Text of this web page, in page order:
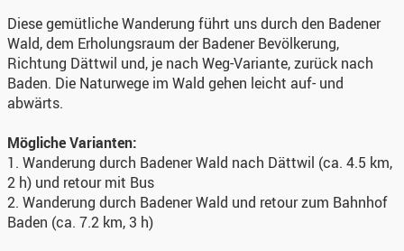
Diese gemütliche Wanderung führt uns durch den Badener
Wald, dem Erholungsraum der Badener Bevölkerung,
Richtung Dättwil und, je nach Weg-Variante, zurück nach
Baden. Die Naturwege im Wald gehen leicht auf- und
abwärts.
Mögliche Varianten:
1. Wanderung durch Badener Wald nach Dättwil (ca. 4.5 km,
2 h) und retour mit Bus
2. Wanderung durch Badener Wald und retour zum Bahnhof
Baden (ca. 7.2 km, 3 h)